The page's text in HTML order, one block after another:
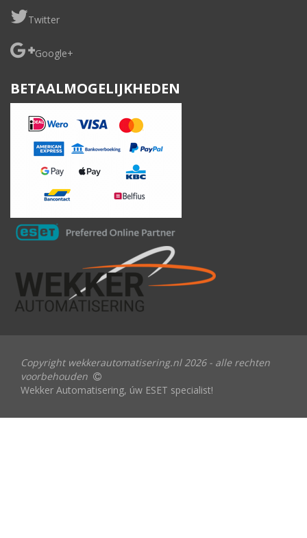
Twitter
Google+
BETAALMOGELIJKHEDEN
Copyright wekkerautomatisering.nl 2026 - alle rechten
voorbehouden
Wekker Automatisering, úw ESET specialist!